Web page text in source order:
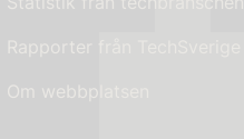
Rapporter från TechSverige
Om webbplatsen